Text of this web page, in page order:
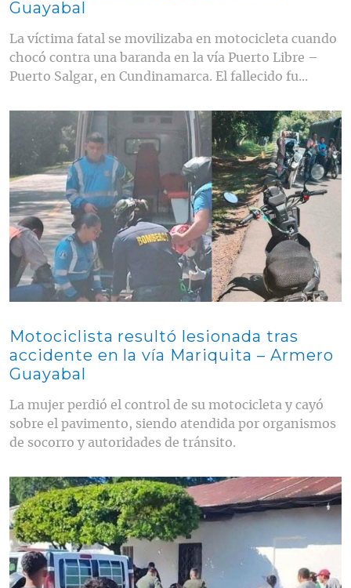
Guayabal
La víctima fatal se movilizaba en motocicleta cuando
chocó contra una baranda en la vía Puerto Libre –
Puerto Salgar, en Cundinamarca. El fallecido fu...
Contenido multimedia principal
Motociclista resultó lesionada tras
accidente en la vía Mariquita – Armero
Guayabal
La mujer perdió el control de su motocicleta y cayó
sobre el pavimento, siendo atendida por organismos
de socorro y autoridades de tránsito.
Contenido multimedia principal